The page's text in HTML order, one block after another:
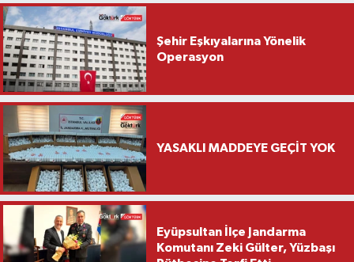
Şehir Eşkıyalarına Yönelik
Operasyon
YASAKLI MADDEYE GEÇİT YOK
Eyüpsultan İlçe Jandarma
Komutanı Zeki Gülter, Yüzbaşı